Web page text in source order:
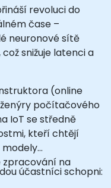
revoluci do
čase –
neuronové sítě
snižuje latenci a
(online
počítačového
IoT se středně
kteří chtějí
na
účastníci schopni: